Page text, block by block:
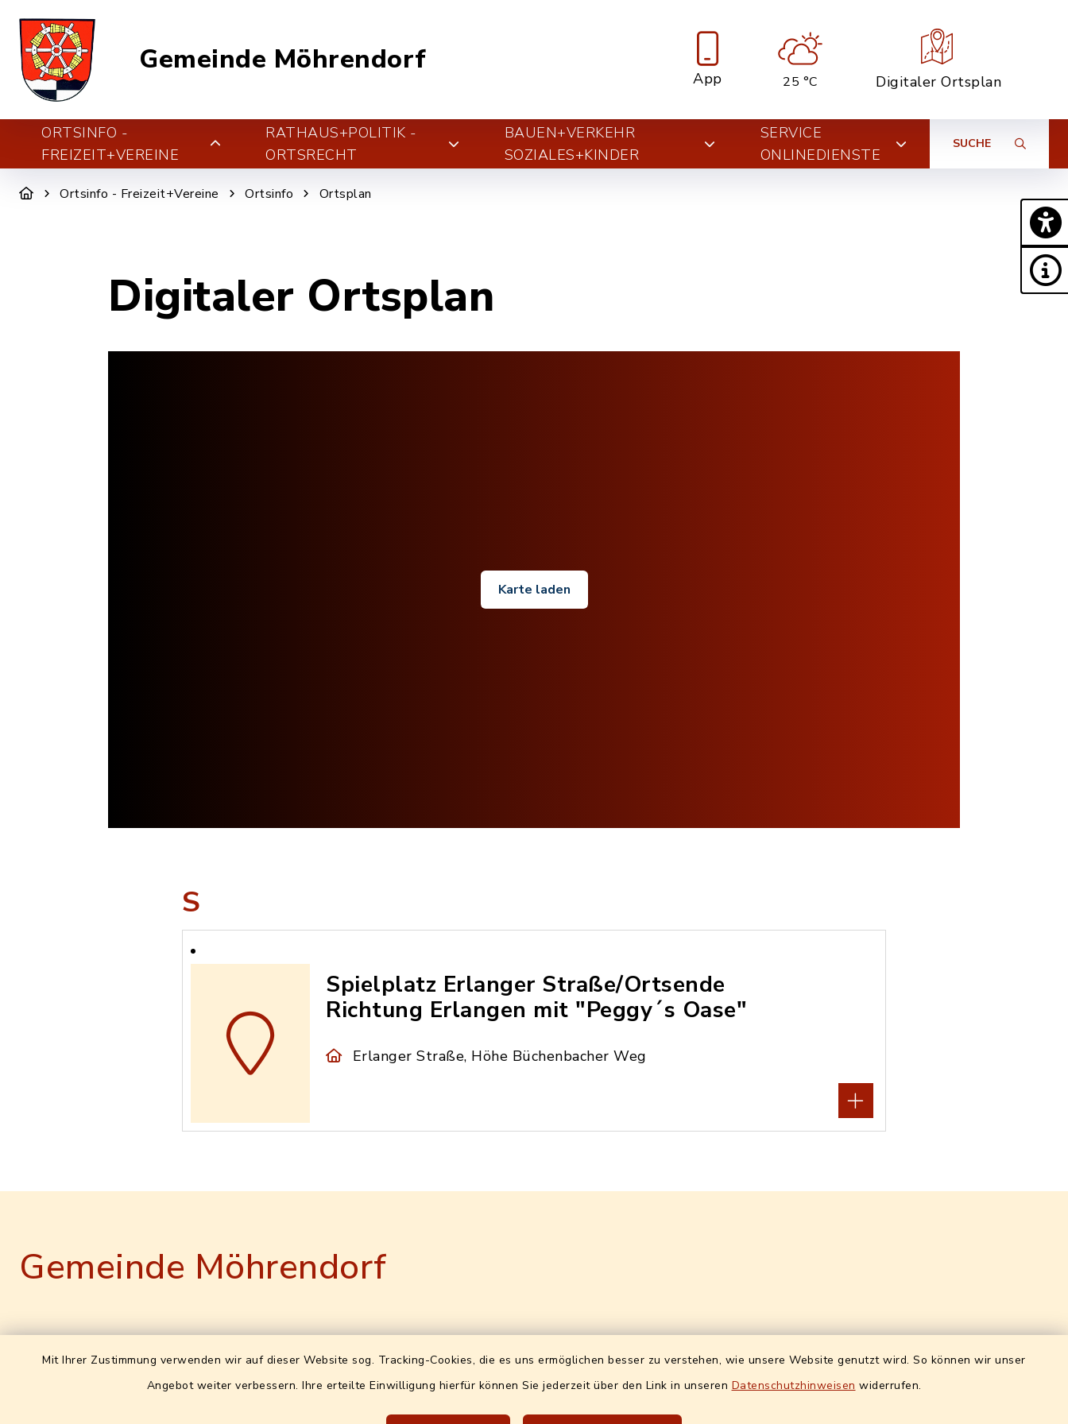
Mit Ihrer Zustimmung verwenden wir auf dieser Website sog. Tracking-Cookies, die es uns ermöglichen besser zu verstehen, wie unsere Website genutzt wird. So können wir unser
Angebot weiter verbessern. Ihre erteilte Einwilligung hierfür können Sie jederzeit über den Link in unseren Datenschutzhinweisen widerrufen.
Gemeinde Möhrendorf
App 25 °C Digitaler Ortsplan
ORTSINFO -
FREIZEIT+VEREINE
RATHAUS+POLITIK -
ORTSRECHT
BAUEN+VERKEHR
SOZIALES+KINDER
SERVICE
ONLINEDIENSTE
SUCHE
Ortsinfo - Freizeit+Vereine Ortsinfo Ortsplan
Digitaler Ortsplan
Karte laden
S
Spielplatz Erlanger Straße/Ortsende
Richtung Erlangen mit "Peggy´s Oase"
Erlanger Straße, Höhe Büchenbacher Weg
Gemeinde Möhrendorf
XRechnungen)
Bürgeramt (Ewo+Bürgerbüro)
ohne Terminvereinbarung:
Alle Sachgebiete